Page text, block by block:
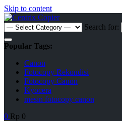
Skip to content
Search for:
Popular Tags:
Canon
Fotocopy Rekondisi
Fotocopy Canon
Kyocera
mesin fotocopy canon
0 Rp 0